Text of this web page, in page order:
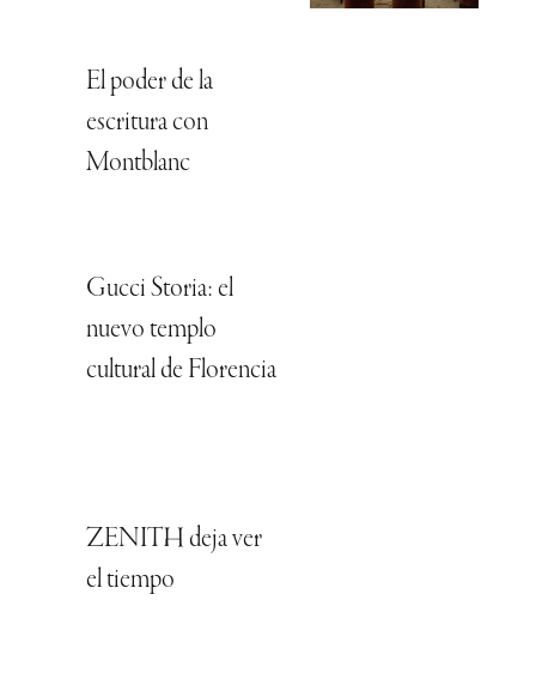
El poder de la
escritura con
Montblanc
Gucci Storia: el
nuevo templo
cultural de Florencia
ZENITH deja ver
el tiempo